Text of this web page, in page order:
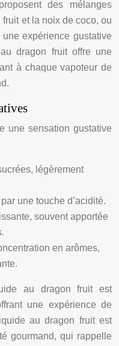
des mélanges
et la noix de coco, ou
expérience gustative
dragon fruit offre une
à chaque vapoteur de
une sensation gustative
légèrement
une touche d’acidité.
souvent apportée
en arômes,
au dragon fruit est
une expérience de
au dragon fruit est
gourmand, qui rappelle